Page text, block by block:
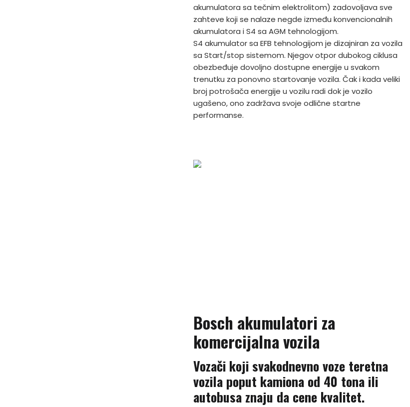
akumulatora sa tečnim elektrolitom) zadovoljava sve
zahteve koji se nalaze negde između konvencionalnih
akumulatora i S4 sa AGM tehnologijom.
S4 akumulator sa EFB tehnologijom je dizajniran za vozila
sa Start/stop sistemom. Njegov otpor dubokog ciklusa
obezbeđuje dovoljno dostupne energije u svakom
trenutku za ponovno startovanje vozila. Čak i kada veliki
broj potrošača energije u vozilu radi dok je vozilo
ugašeno, ono zadržava svoje odlične startne
performanse.
Bosch akumulatori za
komercijalna vozila
Vozači koji svakodnevno voze teretna
vozila poput kamiona od 40 tona ili
autobusa znaju da cene kvalitet.